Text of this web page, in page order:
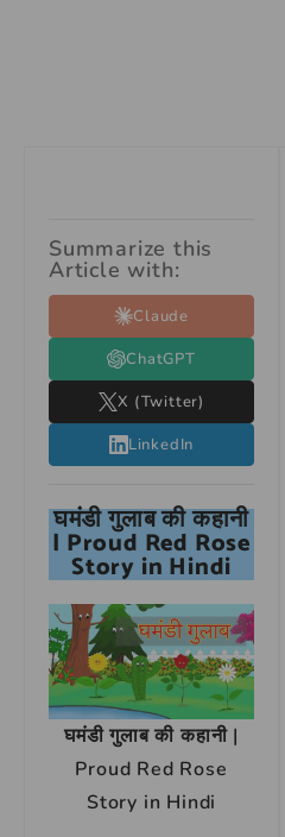
Summarize this
Article with:
Claude
ChatGPT
X (Twitter)
LinkedIn
घमंडी गुलाब की कहानी
| Proud Red Rose
Story in Hindi
घमंडी गुलाब की कहानी |
Proud Red Rose
Story in Hindi